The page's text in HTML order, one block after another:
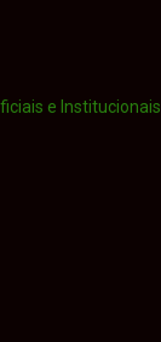
e Institucionais